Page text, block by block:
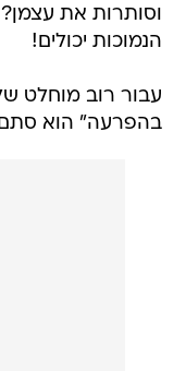
וסותרות את עצמן?
הנמוכות יכולים!
עבור רוב מוחלט
בהפרעה" הוא